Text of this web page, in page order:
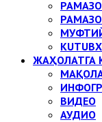
ЖАҲОЛАТГА
ВИДЕО
АУДИО